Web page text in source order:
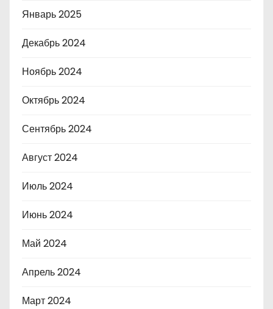
Январь 2025
Декабрь 2024
Ноябрь 2024
Октябрь 2024
Сентябрь 2024
Август 2024
Июль 2024
Июнь 2024
Май 2024
Апрель 2024
Март 2024